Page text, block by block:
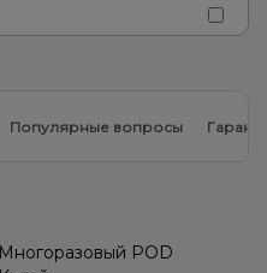
Популярные вопросы
Многоразовый POD